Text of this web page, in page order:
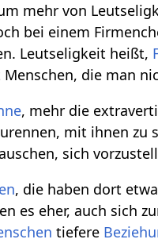
mehr von
bei einem
Leutseligkeit heißt,
Menschen, die man
, mehr die
mit ihnen zu
sich
, die haben dort
es eher, auch sich
tiefere